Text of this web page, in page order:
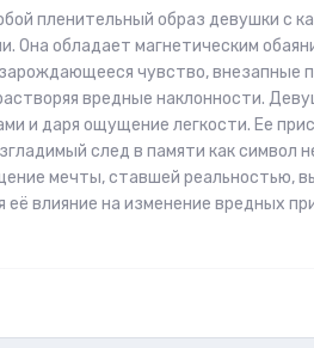
пленительный образ девушки с
обладает магнетическим
чувство, внезапные
вредные наклонности.
и даря ощущение легкости. Ее
след в памяти как символ
мечты, ставшей реальностью,
влияние на изменение вредных